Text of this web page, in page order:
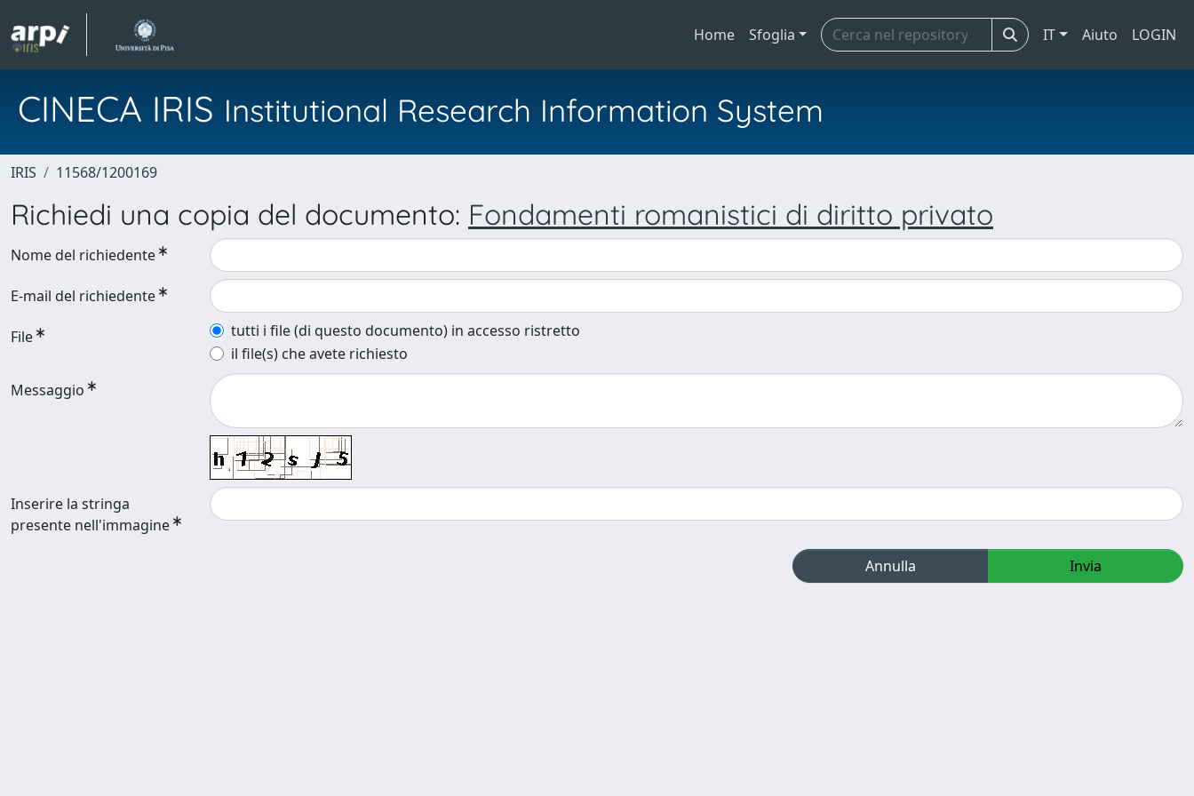
Home Sfoglia IT Aiuto LOGIN
CINECA IRIS Institutional Research Information System
IRIS 11568/1200169
Richiedi una copia del documento: Fondamenti romanistici di diritto privato
Nome del richiedente
E-mail del richiedente
File
tutti i file (di questo documento) in accesso ristretto
il file(s) che avete richiesto
Messaggio
Inserire la stringa
presente nell'immagine
Annulla Invia